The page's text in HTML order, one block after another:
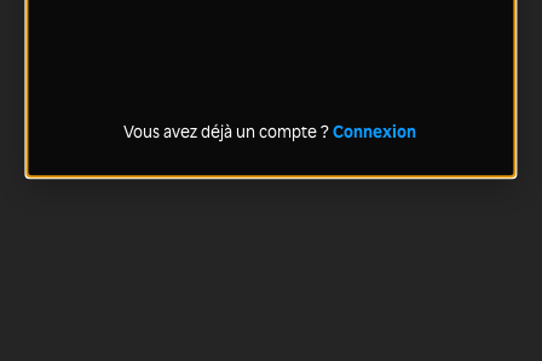
Vous avez déjà un compte ?Connexion